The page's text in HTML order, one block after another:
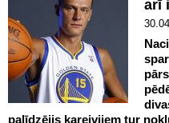
arī
palīdzējis kareivjiem tur